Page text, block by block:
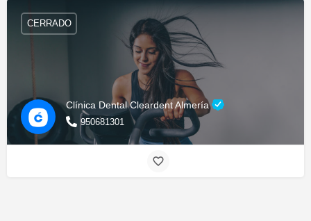
Clínica Dental Cleardent Almería
950681301
CERRADO